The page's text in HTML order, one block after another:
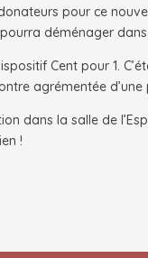
pour ce
déménager
Cent pour 1.
agrémentée d’une
dans la salle de
!